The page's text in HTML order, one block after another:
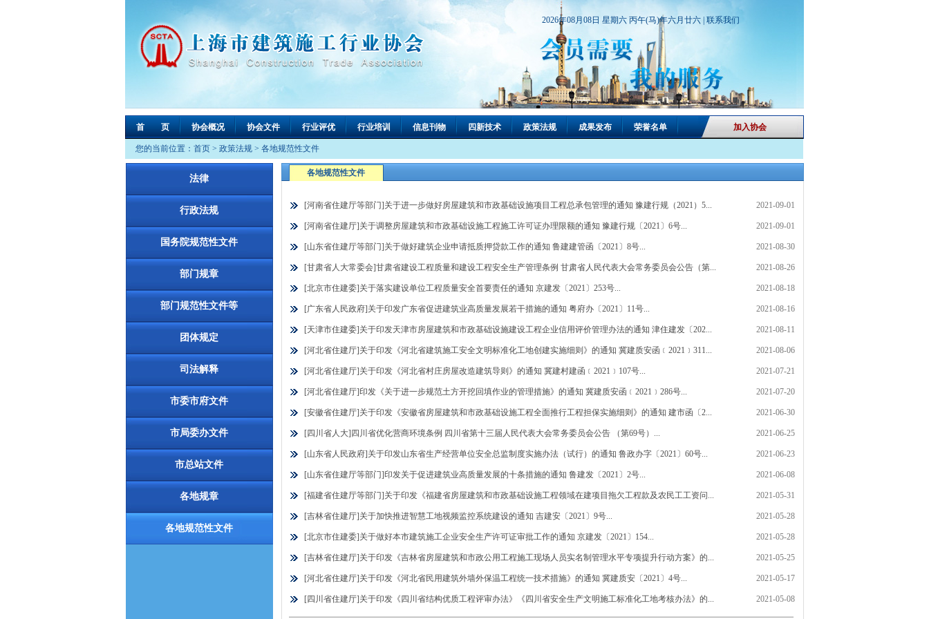
2026年08月08日 星期六 丙午(马)年六月廿六 | 联系我们
首 页 协会概况 协会文件 行业评优 行业培训 信息刊物 四新技术 政策法规 成果发布 荣誉名单 加入协会
您的当前位置： 首页 > 政策法规 > 各地规范性文件
法律
行政法规
国务院规范性文件
部门规章
部门规范性文件等
团体规定
司法解释
市委市府文件
市局委办文件
市总站文件
各地规章
各地规范性文件
各地规范性文件
[河南省住建厅等部门]关于进一步做好房屋建筑和市政基础设施项目工程总承包管理的通知 豫建行规（2021）5... 2021-09-01
[河南省住建厅]关于调整房屋建筑和市政基础设施工程施工许可证办理限额的通知 豫建行规〔2021〕6号... 2021-09-01
[山东省住建厅等部门]关于做好建筑企业申请抵质押贷款工作的通知 鲁建建管函〔2021〕8号... 2021-08-30
[甘肃省人大常委会]甘肃省建设工程质量和建设工程安全生产管理条例 甘肃省人民代表大会常务委员会公告（第... 2021-08-26
[北京市住建委]关于落实建设单位工程质量安全首要责任的通知 京建发〔2021〕253号... 2021-08-18
[广东省人民政府]关于印发广东省促进建筑业高质量发展若干措施的通知 粤府办〔2021〕11号... 2021-08-16
[天津市住建委]关于印发天津市房屋建筑和市政基础设施建设工程企业信用评价管理办法的通知 津住建发〔202... 2021-08-11
[河北省住建厅]关于印发《河北省建筑施工安全文明标准化工地创建实施细则》的通知 冀建质安函﹝2021﹞311... 2021-08-06
[河北省住建厅]关于印发《河北省村庄房屋改造建筑导则》的通知 冀建村建函﹝2021﹞107号... 2021-07-21
[河北省住建厅]印发《关于进一步规范土方开挖回填作业的管理措施》的通知 冀建质安函﹝2021﹞286号... 2021-07-20
[安徽省住建厅]关于印发《安徽省房屋建筑和市政基础设施工程全面推行工程担保实施细则》的通知 建市函〔2... 2021-06-30
[四川省人大]四川省优化营商环境条例 四川省第十三届人民代表大会常务委员会公告 （第69号）... 2021-06-25
[山东省人民政府]关于印发山东省生产经营单位安全总监制度实施办法（试行）的通知 鲁政办字〔2021〕60号... 2021-06-23
[山东省住建厅等部门]印发关于促进建筑业高质量发展的十条措施的通知 鲁建发〔2021〕2号... 2021-06-08
[福建省住建厅等部门]关于印发《福建省房屋建筑和市政基础设施工程领域在建项目拖欠工程款及农民工工资问... 2021-05-31
[吉林省住建厅]关于加快推进智慧工地视频监控系统建设的通知 吉建安〔2021〕9号... 2021-05-28
[北京市住建委]关于做好本市建筑施工企业安全生产许可证审批工作的通知 京建发〔2021〕154... 2021-05-28
[吉林省住建厅]关于印发《吉林省房屋建筑和市政公用工程施工现场人员实名制管理水平专项提升行动方案》的... 2021-05-25
[河北省住建厅]关于印发《河北省民用建筑外墙外保温工程统一技术措施》的通知 冀建质安〔2021〕4号... 2021-05-17
[四川省住建厅]关于印发《四川省结构优质工程评审办法》《四川省安全生产文明施工标准化工地考核办法》的... 2021-05-08